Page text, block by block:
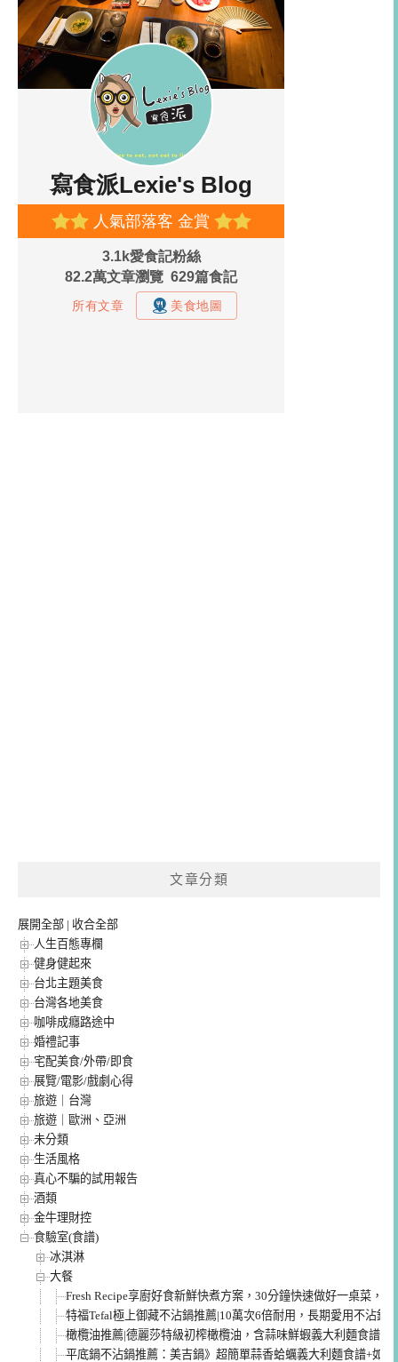
文章分類
展開全部 | 收合全部
人生百態專欄
健身健起來
台北主題美食
台灣各地美食
咖啡成癮路途中
婚禮記事
宅配美食/外帶/即食
展覽/電影/戲劇心得
旅遊｜台灣
旅遊｜歐洲、亞洲
未分類
生活風格
真心不騙的試用報告
酒類
金牛理財控
食驗室(食譜)
冰淇淋
大餐
Fresh Recipe享廚好食新鮮快煮方案，30分鐘快速做好一桌菜，
特福Tefal極上御藏不沾鍋推薦|10萬次6倍耐用，長期愛用不沾鍋
橄欖油推薦|德麗莎特級初榨橄欖油，含蒜味鮮蝦義大利麵食譜/
平底鍋不沾鍋推薦：美吉鍋》超簡單蒜香蛤蠣義大利麵食譜+如